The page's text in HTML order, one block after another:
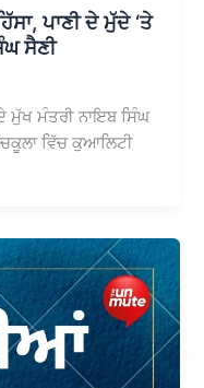
ਪਾਣੀ ਦੇ ਮੁੱਦੇ ‘ਤੇ
ਸੈਣੀ
ਮੁੱਖ ਮੰਤਰੀ ਨਾਇਬ ਸਿੰਘ
ਵਿੱਚ ਕੁਆਲਿਟੀ